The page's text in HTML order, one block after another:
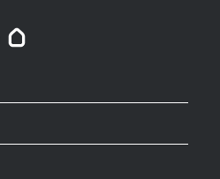
Instagram